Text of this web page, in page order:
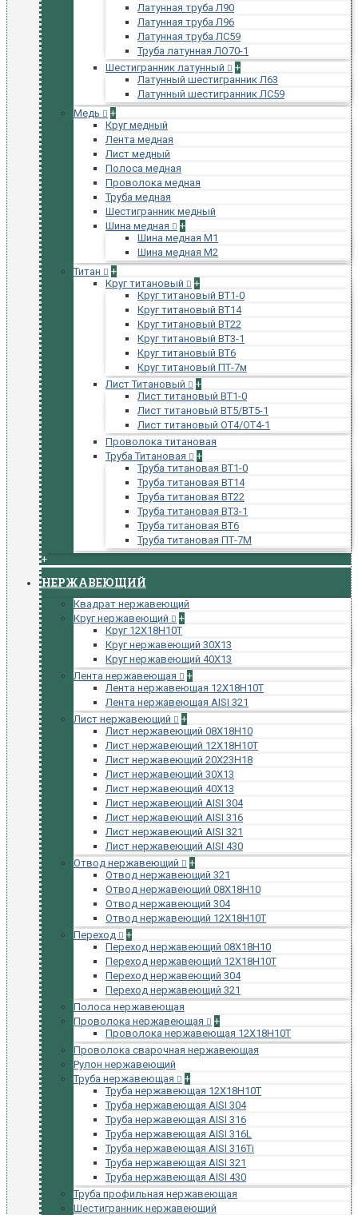
Латунная труба Л90
Латунная труба Л96
Латунная труба ЛС59
Труба латунная ЛО70-1
Шестигранник латунный
+
Латунный шестигранник Л63
Латунный шестигранник ЛС59
Медь
+
Круг медный
Лента медная
Лист медный
Полоса медная
Проволока медная
Труба медная
Шестигранник медный
Шина медная
+
Шина медная М1
Шина медная М2
Титан
+
Круг титановый
+
Круг титановый ВТ1-0
Круг титановый ВТ14
Круг титановый ВТ22
Круг титановый ВТ3-1
Круг титановый ВТ6
Круг титановый ПТ-7м
Лист Титановый
+
Лист титановый ВТ1-0
Лист титановый ВТ5/ВТ5-1
Лист титановый ОТ4/ОТ4-1
Проволока титановая
Труба Титановая
+
Труба титановая ВТ1-0
Труба титановая ВТ14
Труба титановая ВТ22
Труба титановая ВТ3-1
Труба титановая ВТ6
Труба титановая ПТ-7М
+
НЕРЖАВЕЮЩИЙ
Квадрат нержавеющий
Круг нержавеющий
+
Круг 12Х18Н10Т
Круг нержавеющий 30Х13
Круг нержавеющий 40Х13
Лента нержавеющая
+
Лента нержавеющая 12Х18Н10Т
Лента нержавеющая AISI 321
Лист нержавеющий
+
Лист нержавеющий 08Х18Н10
Лист нержавеющий 12Х18Н10Т
Лист нержавеющий 20Х23Н18
Лист нержавеющий 30Х13
Лист нержавеющий 40Х13
Лист нержавеющий AISI 304
Лист нержавеющий AISI 316
Лист нержавеющий AISI 321
Лист нержавеющий AISI 430
Отвод нержавеющий
+
Отвод нержавеющий 321
Отвод нержавеющий 08Х18Н10
Отвод нержавеющий 304
Отвод нержавеющий 12Х18Н10Т
Переход
+
Переход нержавеющий 08Х18Н10
Переход нержавеющий 12Х18Н10Т
Переход нержавеющий 304
Переход нержавеющий 321
Полоса нержавеющая
Проволока нержавеющая
+
Проволока нержавеющая 12Х18Н10Т
Проволока сварочная нержавеющая
Рулон нержавеющий
Труба нержавеющая
+
Труба нержавеющая 12Х18Н10Т
Труба нержавеющая AISI 304
Труба нержавеющая AISI 316
Труба нержавеющая AISI 316L
Труба нержавеющая AISI 316Ti
Труба нержавеющая AISI 321
Труба нержавеющая AISI 430
Труба профильная нержавеющая
Шестигранник нержавеющий